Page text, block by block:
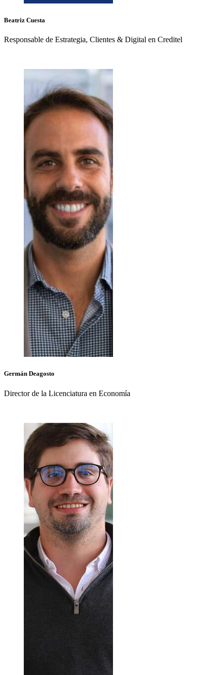
Beatriz Cuesta
Responsable de Estrategia, Clientes & Digital en Creditel
Germán Deagosto
Director de la Licenciatura en Economía